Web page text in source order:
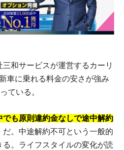
和サービスが運営するカーリ
車に乗れる料金の安さが強み
ている。
でも原則違約金なしで途中解約
だ。中途解約不可という一般的
。ライフスタイルの変化が読